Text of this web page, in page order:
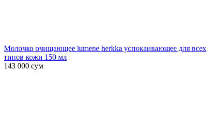
Молочко очищающее lumene herkka успокаивающее для всех
типов кожи 150 мл
143 000 сум